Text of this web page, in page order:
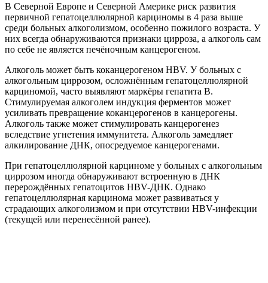
В Северной Европе и Северной Америке риск развития
первичной гепатоцеллюлярной карциномы в 4 раза выше
среди больных алкоголизмом, особенно пожилого возраста. У
них всегда обнаруживаются признаки цирроза, а алкоголь сам
по себе не является печёночным канцерогеном.
Алкоголь может быть коканцерогеном HBV. У больных с
алкогольным циррозом, осложнённым гепатоцеллюлярной
карциномой, часто выявляют маркёры гепатита В.
Стимулируемая алкоголем индукция ферментов может
усиливать превращение коканцерогенов в канцерогены.
Алкоголь также может стимулировать канцерогенез
вследствие угнетения иммунитета. Алкоголь замедляет
алкилирование ДНК, опосредуемое канцерогенами.
При гепатоцеллюлярной карциноме у больных с алкогольным
циррозом иногда обнаруживают встроенную в ДНК
перерождённых гепатоцитов HBV-ДНК. Однако
гепатоцеллюлярная карцинома может развиваться у
страдающих алкоголизмом и при отсутствии HBV-инфекции
(текущей или перенесённой ранее).